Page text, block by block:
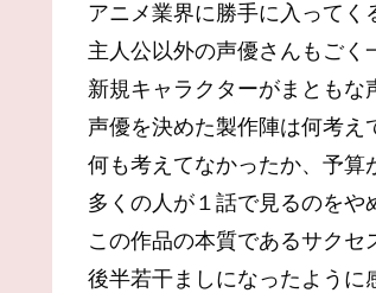
アニメ業界に勝手に入ってく
主人公以外の声優さんもごく
新規キャラクターがまともな
声優を決めた製作陣は何考え
何も考えてなかったか、予算
多くの人が１話で見るのを
この作品の本質であるサクセ
後半若干ましになったように